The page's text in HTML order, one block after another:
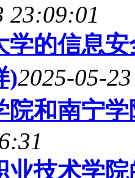
23:09:01
学的信息
)2025-05-
院和南宁
业技术学